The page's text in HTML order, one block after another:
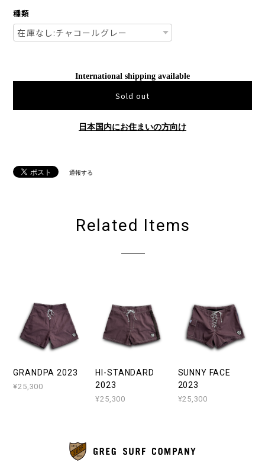
種類
International shipping available
Sold out
日本国内にお住まいの方向け
通報する
Related Items
GRANDPA 2023
¥25,300
HI-STANDARD
2023
¥25,300
SUNNY FACE
2023
¥25,300